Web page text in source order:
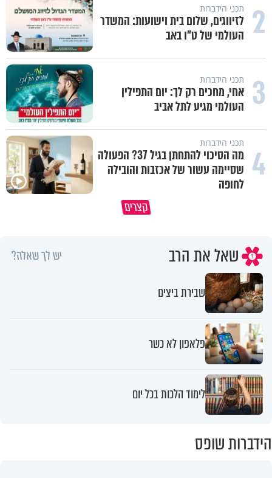
2 תכני הידברות
לזיווגים, שלום בית וישועות: המשדר
העולמי של ט"ו באב
3 תכני הידברות
אחי, מחכים רק לך: יום התפילין
העולמי מגיע לתל אביב
4 תכני הידברות
מה הסיכוי להתחתן בגיל 37? הפעולה
שסיימה עשור של אכזבות והובילה
לחופה
קצרים
האם אפשר להפוך קללה לברכה?
תהיו אהרון הכהן - תשכינו שלום
שאל את הרב יש לך שאלה?
שבירת ביצים
פלאפון לא כשר
לימוד הלכות בכל יום
הידברות שופס